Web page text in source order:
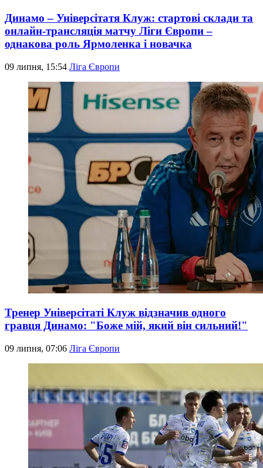
Динамо – Універсітатя Клуж: стартові склади та
онлайн-трансляція матчу Ліги Європи –
однакова роль Ярмоленка і новачка
09 липня, 15:54 Ліга Європи
Тренер Універсітаті Клуж відзначив одного
гравця Динамо: "Боже мій, який він сильний!"
09 липня, 07:06 Ліга Європи